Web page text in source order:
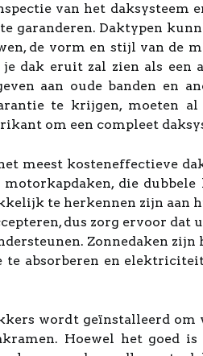
van het daksysteem
garanderen. Daktypen
de vorm en stijl van de
dak eruit zal zien als een
aan oude banden en
te krijgen, moeten
om een compleet
meest kosteneffectieve
die
te herkennen zijn aan
dus zorg ervoor dat
Zonnedaken
te absorberen en
wordt geïnstalleerd om
Hoewel het goed